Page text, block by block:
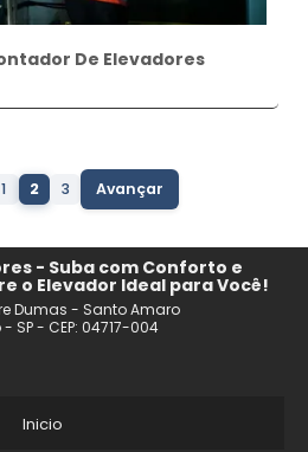
De Elevadores
1 2 3 Avançar
- Suba com Conforto e
o Elevador Ideal para Você!
Dumas - Santo Amaro
SP - CEP: 04717-004
Inicio